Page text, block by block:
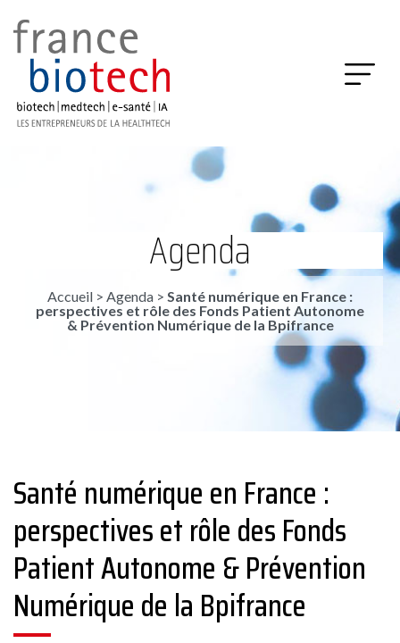
Agenda
Accueil > Agenda > Santé numérique en France :
perspectives et rôle des Fonds Patient Autonome
& Prévention Numérique de la Bpifrance
Santé numérique en France :
perspectives et rôle des Fonds
Patient Autonome & Prévention
Numérique de la Bpifrance